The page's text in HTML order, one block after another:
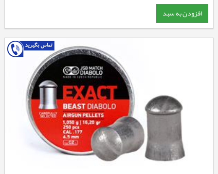
افزودن به سبد